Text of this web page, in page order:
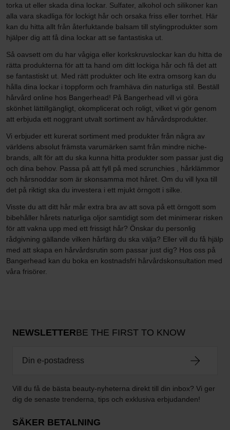
torka ut eller skada dina lockar. Sulfater, alkohol och silikoner kan
alla vara skadliga för lockigt hår och orsaka friss eller torrhet. Här
kan du hitta allt från återfuktande balsam till stylingprodukter som
hjälper dig att få dina lockar att se fantastiska ut.
Så oavsett om du har vågiga eller korkskruvslockar kan du hitta de
rätta produkterna för att ta hand om ditt lockiga hår och få det att
se fantastiskt ut. Med rätt produkter och lite extra omsorg kan du
hålla dina lockar i toppform och framhäva din naturliga stil. Beställ
hårvård online hos Bangerhead! På Bangerhead vill vi göra
skönhet lättillgängligt, okomplicerat och roligt, vilket vi gör genom
att erbjuda ett noggrant utvalt sortiment av hårvårdsprodukter.
Vi erbjuder ett kurerat sortiment med produkter från några av
världens absolut främsta varumärken samt från mindre niche-
brands, allt för att du ska kunna hitta produkter som passar just dig
och dina behov. Passa på att fyll på med scrunchies , hårklämmor
och hårsnoddar som är skonsamma mot håret. Om du vill lyxa till
det på riktigt ska du investera i ett mjukt örngott i silke.
Visste du att ditt hår mår extra bra av att sova på ett örngott som
bibehåller hårets naturliga oljor samtidigt som det minimerar risken
för att vakna upp med ett frissigt hår? Önskar du personlig
rådgivning gällande vilken hårfärg du ska välja? Eller vill du få hjälp
med att skapa en hårvårdsrutin som passar just dig? Hos oss på
Bangerhead kan du boka en kostnadsfri hårvårdskonsultation med
våra frisörer.
NEWSLETTERBE THE FIRST TO KNOW
Vill du få de bästa beauty-nyheterna direkt till din inbox? Vi ger
dig de senaste trenderna, tips och exklusiva erbjudanden!
SÄKER BETALNING